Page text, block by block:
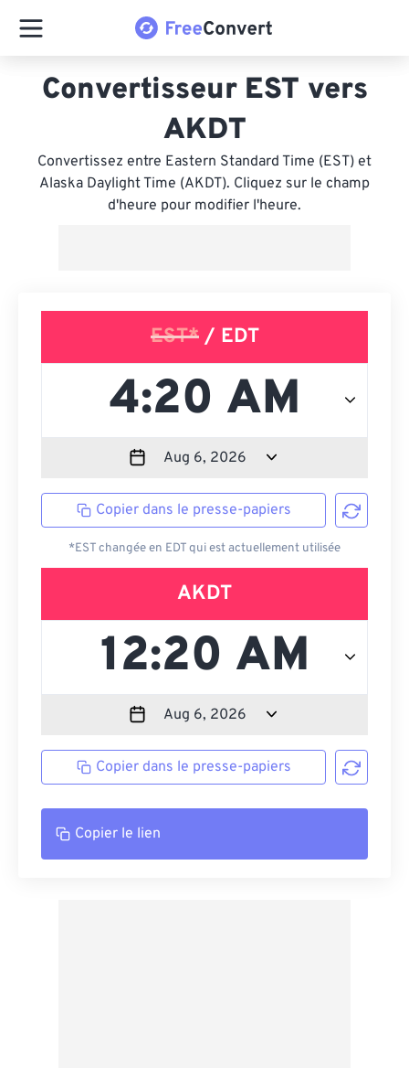
Convertisseur EST vers
AKDT
Convertissez entre Eastern Standard Time (EST) et
Alaska Daylight Time (AKDT). Cliquez sur le champ
d'heure pour modifier l'heure.
EST*/ EDT
Copier dans le presse-papiers
*EST changée en EDT qui est actuellement utilisée
AKDT
Copier dans le presse-papiers
Copier le lien